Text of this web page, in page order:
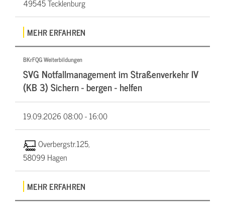
49545 Tecklenburg
MEHR ERFAHREN
BKrFQG Weiterbildungen
SVG Notfallmanagement im Straßenverkehr IV
(KB 3) Sichern - bergen - helfen
19.09.202608:00 - 16:00
Overbergstr.125,
58099 Hagen
MEHR ERFAHREN